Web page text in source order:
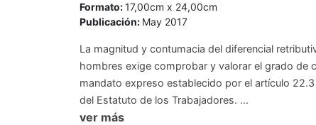
Formato:17,00cm x 24,00cm
Publicación: May 2017
La magnitud y contumacia del diferencial
hombres exige comprobar y valorar el grado de
mandato expreso establecido por el artículo
del Estatuto de los Trabajadores. ...
ver más